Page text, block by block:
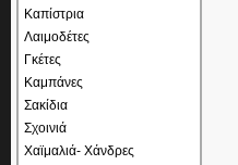
Καπίστρια
Λαιμοδέτες
Γκέτες
Καμπάνες
Σακίδια
Σχοινιά
Χαϊμαλιά- Χάνδρες